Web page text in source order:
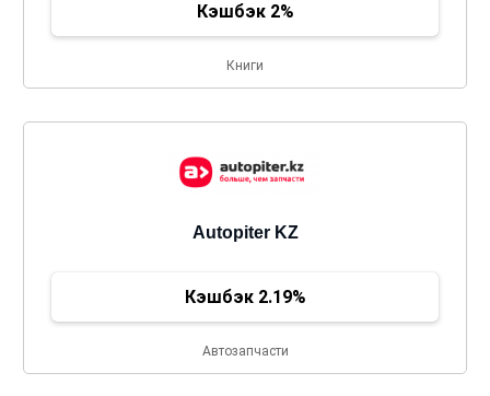
Кэшбэк 2%
Книги
Autopiter KZ
Кэшбэк 2.19%
Автозапчасти